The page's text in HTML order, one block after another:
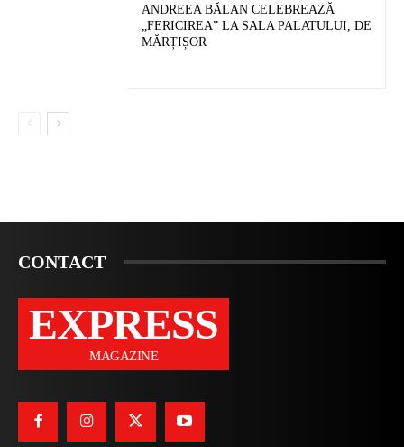
ANDREEA BĂLAN CELEBREAZĂ
„FERICIREA” LA SALA PALATULUI, DE
MĂRȚIȘOR
CONTACT
EXPRESS
MAGAZINE